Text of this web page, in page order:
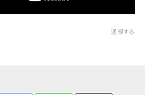
通報する